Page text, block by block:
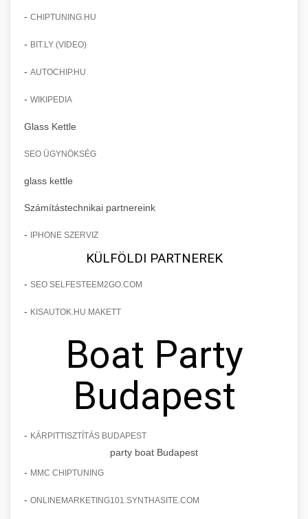
- CHIPTUNING.HU
- BIT.LY (VIDEO)
- AUTOCHIP.HU
- WIKIPEDIA
Glass Kettle
SEO ÜGYNÖKSÉG
glass kettle
Számítástechnikai partnereink
- IPHONE SZERVIZ
KÜLFÖLDI PARTNEREK
- SEO SELFESTEEM2GO.COM
- KISAUTOK.HU MAKETT
Boat Party
Budapest
- KÁRPITTISZTÍTÁS BUDAPEST
party boat Budapest
- MMC CHIPTUNING
- ONLINEMARKETING101.SYNTHASITE.COM